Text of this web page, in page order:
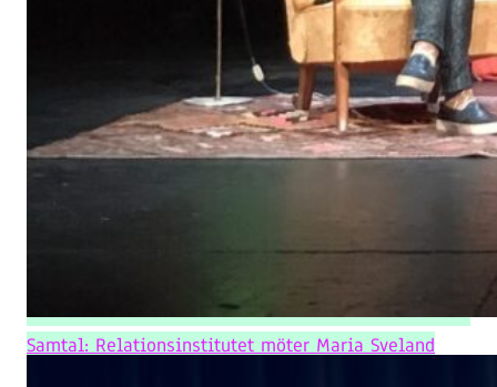
Samtal: Relationsinstitutet möter Maria Sveland